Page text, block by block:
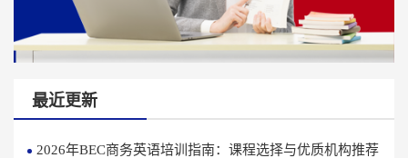
最近更新
2026年BEC商务英语培训指南：课程选择与优质机构推荐